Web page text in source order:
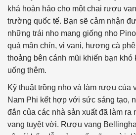
khá hoàn hảo cho một chai rượu
trường quốc tế. Bạn sẽ cảm nhận
những trái nho mang giống nho
quả mận chín, vị vani, hương cà
thoảng bên cánh mũi khiến bạn khó
uống thêm.
Kỹ thuật trồng nho và làm rượu của
Nam Phi kết hợp với sức sáng tạo,
đắn của các nhà sản xuất đã làm ra
vang tuyệt vời. Rượu vang